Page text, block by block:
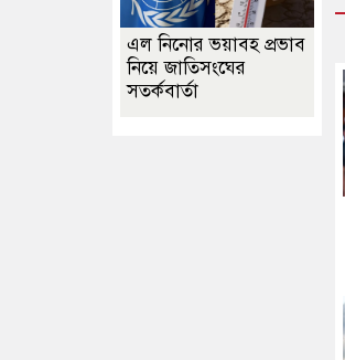
এল নিনোর ভয়াবহ প্রভাব
নিয়ে জাতিসংঘের
সতর্কবার্তা